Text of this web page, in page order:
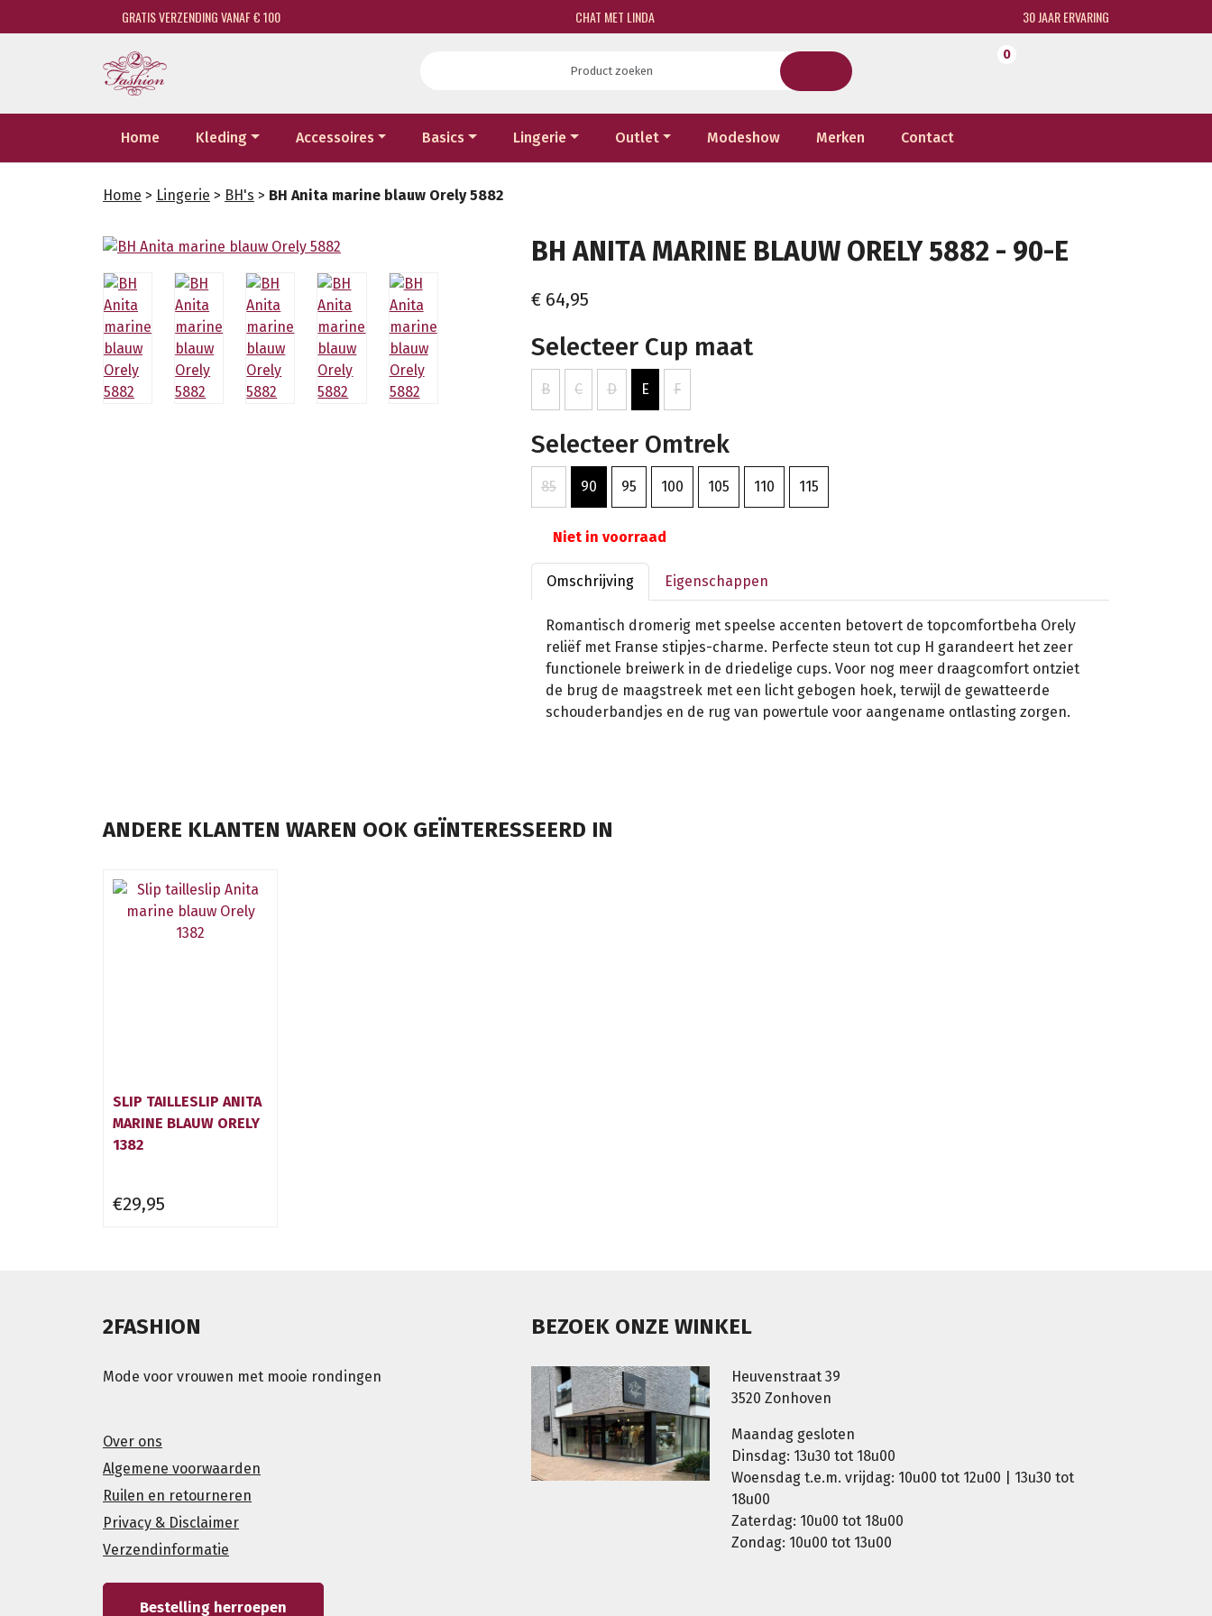
GRATIS VERZENDING VANAF € 100 CHAT MET LINDA 30 JAAR ERVARING
0
Home Kleding Accessoires Basics Lingerie Outlet Modeshow Merken Contact
Home > Lingerie > BH's > BH Anita marine blauw Orely 5882
BH ANITA MARINE BLAUW ORELY 5882 - 90-E
€ 64,95
Selecteer Cup maat
B C D E F
Selecteer Omtrek
85 90 95 100 105 110 115
Niet in voorraad
Omschrijving Eigenschappen
Romantisch dromerig met speelse accenten betovert de topcomfortbeha Orely
reliëf met Franse stipjes-charme. Perfecte steun tot cup H garandeert het zeer
functionele breiwerk in de driedelige cups. Voor nog meer draagcomfort ontziet
de brug de maagstreek met een licht gebogen hoek, terwijl de gewatteerde
schouderbandjes en de rug van powertule voor aangename ontlasting zorgen.
ANDERE KLANTEN WAREN OOK GEÏNTERESSEERD IN
SLIP TAILLESLIP ANITA
MARINE BLAUW ORELY
1382
€29,95
2FASHION
Mode voor vrouwen met mooie rondingen
Over ons
Algemene voorwaarden
Ruilen en retourneren
Privacy & Disclaimer
Verzendinformatie
Bestelling herroepen
BEZOEK ONZE WINKEL
Heuvenstraat 39
3520 Zonhoven
Maandag gesloten
Dinsdag: 13u30 tot 18u00
Woensdag t.e.m. vrijdag: 10u00 tot 12u00 | 13u30 tot
18u00
Zaterdag: 10u00 tot 18u00
Zondag: 10u00 tot 13u00